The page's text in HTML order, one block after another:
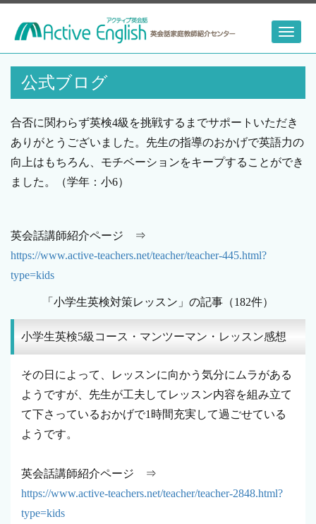
Toggle
公式ブログ
合否に関わらず英検4級を挑戦するまでサポートいただき
ありがとうございました。先生の指導のおかげで英語力の
向上はもちろん、モチベーションをキープすることができ
ました。（学年：小6）
英会話講師紹介ページ ⇒
https://www.active-teachers.net/teacher/teacher-445.html?
type=kids
「小学生英検対策レッスン」の記事（182件）
小学生英検5級コース・マンツーマン・レッスン感想
その日によって、レッスンに向かう気分にムラがある
ようですが、先生が工夫してレッスン内容を組み立て
て下さっているおかげで1時間充実して過ごせている
ようです。
英会話講師紹介ページ ⇒
https://www.active-teachers.net/teacher/teacher-2848.html?
type=kids